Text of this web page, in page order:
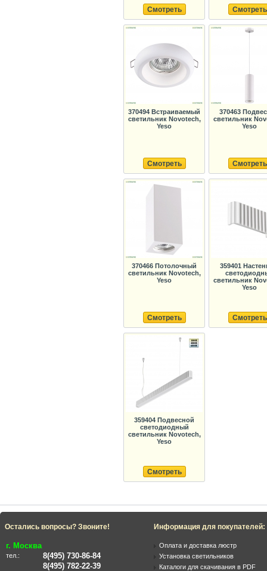
Смотреть Смотреть
370494 Встраиваемый
светильник Novotech,
Yeso
Смотреть
370463
светильник
Yeso
Смотреть
370466 Потолочный
светильник Novotech,
Yeso
Смотреть
359401
светильник
Yeso
Смотреть
359404 Подвесной
светодиодный
светильник Novotech,
Yeso
Смотреть
Остались вопросы? Звоните!
г. Москва
тел.:
8(495) 730-86-84
8(495) 782-22-39
Информация для покупателей:
Оплата и доставка люстр
Установка светильников
Каталоги для скачивания в PDF